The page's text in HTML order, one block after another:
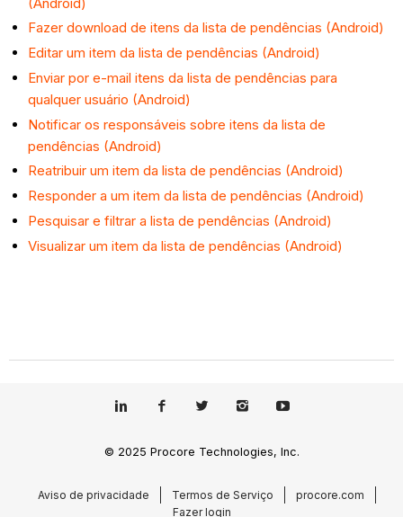
Fazer download de itens da lista de pendências (Android)
Editar um item da lista de pendências (Android)
Enviar por e-mail itens da lista de pendências para
qualquer usuário (Android)
Notificar os responsáveis sobre itens da lista de
pendências (Android)
Reatribuir um item da lista de pendências (Android)
Responder a um item da lista de pendências (Android)
Pesquisar e filtrar a lista de pendências (Android)
Visualizar um item da lista de pendências (Android)
© 2025 Procore Technologies, Inc.
Aviso de privacidade Termos de Serviço
procore.com
Fazer login